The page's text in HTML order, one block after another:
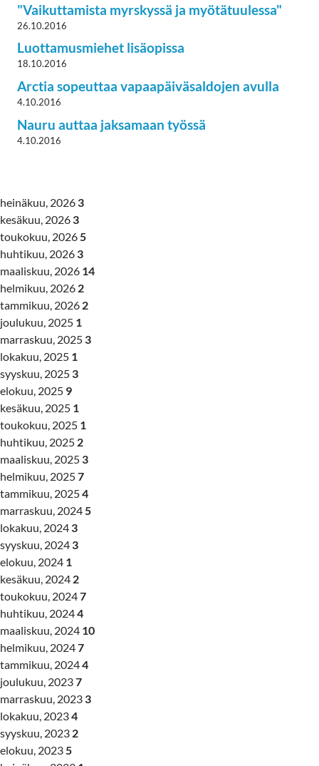
"Vaikuttamista myrskyssä ja myötätuulessa"
26.10.2016
Luottamusmiehet lisäopissa
18.10.2016
Arctia sopeuttaa vapaapäiväsaldojen avulla
4.10.2016
Nauru auttaa jaksamaan työssä
4.10.2016
heinäkuu, 2026 3
kesäkuu, 2026 3
toukokuu, 20265
huhtikuu, 2026 3
maaliskuu, 2026 14
helmikuu, 2026 2
tammikuu, 2026 2
joulukuu, 2025 1
marraskuu, 2025 3
lokakuu, 2025 1
syyskuu, 2025 3
elokuu, 2025 9
kesäkuu, 2025 1
toukokuu, 2025 1
huhtikuu, 2025 2
maaliskuu, 2025 3
helmikuu, 20257
tammikuu, 20254
marraskuu, 20245
lokakuu, 2024 3
syyskuu, 2024 3
elokuu, 2024 1
kesäkuu, 2024 2
toukokuu, 20247
huhtikuu, 20244
maaliskuu, 2024 10
helmikuu, 20247
tammikuu, 20244
joulukuu, 20237
marraskuu, 2023 3
lokakuu, 20234
syyskuu, 2023 2
elokuu, 20235